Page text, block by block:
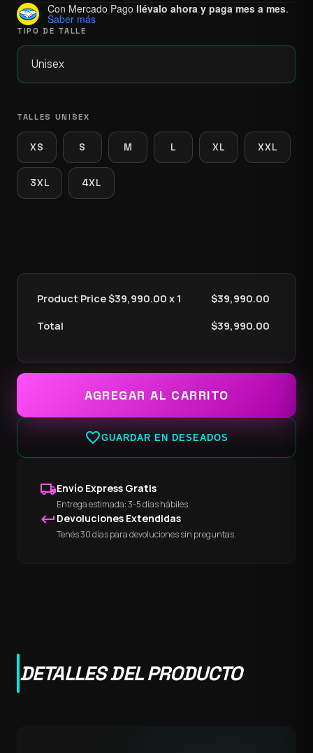
Con Mercado Pago llévalo ahora y paga mes a mes.
Saber más
TIPO DE TALLE
TALLES UNISEX
XS S M L XL XXL
3XL 4XL
Product Price $39,990.00 x 1 $39,990.00
Total $39,990.00
AGREGAR AL CARRITO
favorite_borderGUARDAR EN DESEADOS
local_shippingEnvío Express Gratis
Entrega estimada: 3-5 días hábiles.
keyboard_return Devoluciones Extendidas
Tenés 30 días para devoluciones sin preguntas.
DETALLES DEL PRODUCTO